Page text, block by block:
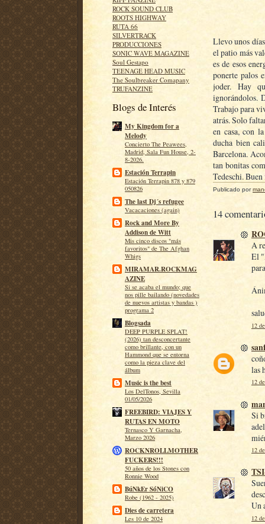
ROCK SOUND CLUB
ROOTS HIGHWAY
RUTA 66
SILVERTRACK
PRODUCCIONES
SONIC WAVE MAGAZINE
Soul Gestapo
TEENAGE HEAD MUSIC
The Soulbreaker Comapany
TRUFANZINE
Blogs de Interés
My Kingdom for a
Melody
Concierto The Peawees,
Madrid, Sala Fun House, 2-
8-2026.
Estación Terrapin
Estación Terrapin 878 y 879
050826
The last Dj´s refugee
Vacacaciones (again)
Rock and More By
Addison de Witt
Mis cinco discos "más
favoritos" de The Afghan
Whigs
MIRAMAR.ROCKMAG
AZINE
Si se acaba el mundo; que
nos pille bailando (novedades
de nuevos artistas y bandas )
programa 2
Blogsada
DEEP PURPLE SPLAT!
(2026) tan desconcertante
como brillante, con un
Hammond que se entorna
como la pieza clave del
álbum
Music is the best
Los DelTonos, Sevilla
01/05/2026
FREEBIRD: VIAJES Y
RUTAS EN MOTO
Ternasco Y Garnacha,
Marzo 2026
ROCKNROLLMOTHER
FUCKERS!!!
50 años de los Stones con
Ronnie Wood
BúNkEr SóNiCO
Robe (1962 - 2025)
Dies de carretera
Les 10 de 2024
Llevo unos
el patio más
es de esos
ponerte palos
joder. Hay
ignorándolos.
Trabajo para
atrás. Solo
en casa, con
ducha bien
Barcelona.
tan bonitas
Tedeschi. Buen
Publicado por
14
A
El
12
las
12
Si
12
Un
12